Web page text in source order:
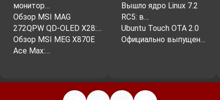
монитор…
Обзор MSI MAG
272QPW QD-OLED X28:…
Обзор MSI MEG X870E
Ace Max:…
Вышло ядро ​​Linux 7.2
RC5: в…
Ubuntu Touch OTA 2.0
Официально выпущен…